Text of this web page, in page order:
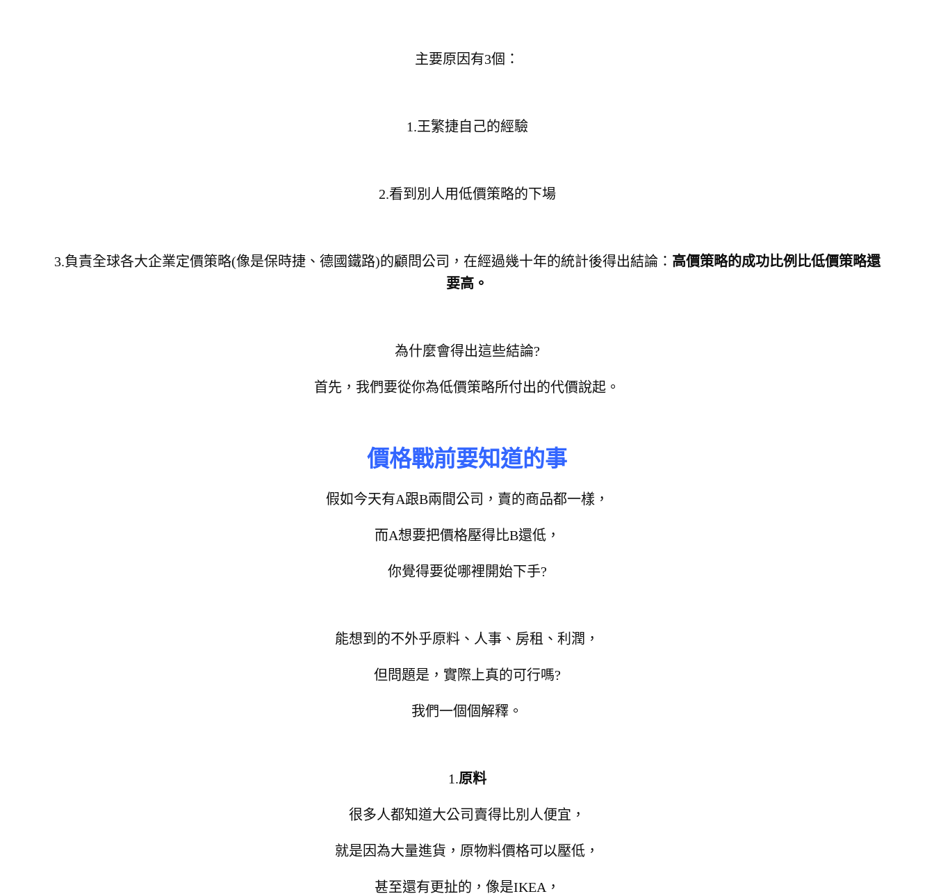
主要原因有3個：
1.王繁捷自己的經驗
2.看到別人用低價策略的下場
3.負責全球各大企業定價策略(像是保時捷、德國鐵路)的顧問公司，在經過幾十年的統計後得出結論： 高價策略的成功比例比低價策略還
要高。
為什麼會得出這些結論?
首先，我們要從你為低價策略所付出的代價說起。
價格戰前要知道的事
假如今天有A跟B兩間公司，賣的商品都一樣，
而A想要把價格壓得比B還低，
你覺得要從哪裡開始下手?
能想到的不外乎原料、人事、房租、利潤，
但問題是，實際上真的可行嗎?
我們一個個解釋。
1.原料
很多人都知道大公司賣得比別人便宜，
就是因為大量進貨，原物料價格可以壓低，
甚至還有更扯的，像是IKEA，